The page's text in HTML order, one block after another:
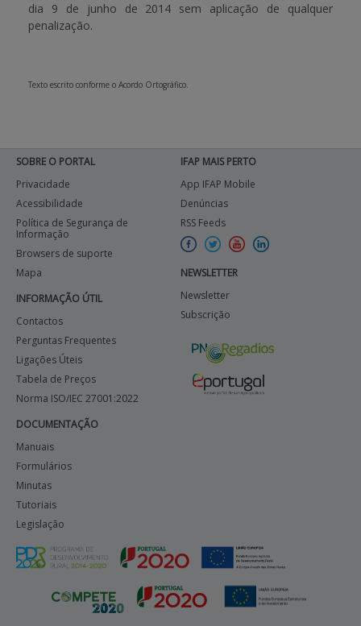
dia 9 de junho de 2014 sem aplicação de qualquer
penalização.
Texto escrito conforme o Acordo Ortográfico.
SOBRE O PORTAL
Privacidade
Acessibilidade
Política de Segurança de
Informação
Browsers de suporte
Mapa
INFORMAÇÃO ÚTIL
Contactos
Perguntas Frequentes
Ligações Úteis
Tabela de Preços
Norma ISO/IEC 27001:2022
DOCUMENTAÇÃO
Manuais
Formulários
Minutas
Tutoriais
Legislação
IFAP MAIS PERTO
App IFAP Mobile
Denúncias
RSS Feeds
NEWSLETTER
Newsletter
Subscrição